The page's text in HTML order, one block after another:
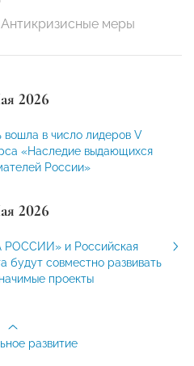
меры
2026
вошла в число лидеров V
«Наследие выдающихся
России»
2026
РОССИИ» и Российская
будут совместно развивать
проекты
развитие